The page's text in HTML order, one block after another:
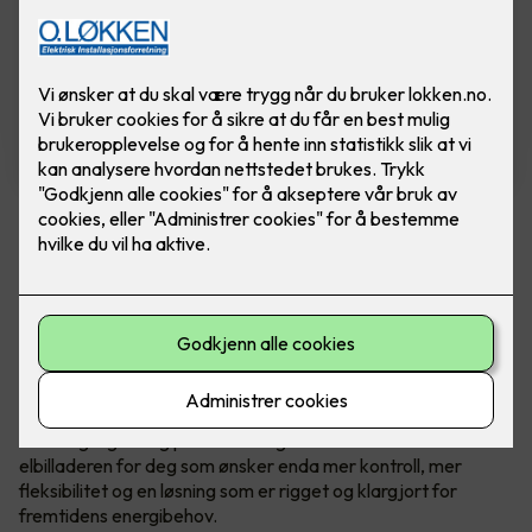
Zaptec Go 2
som tar alt det gode fra originalen, og løfter
det ett hakk opp.
Ladeenheten kommer med en omfattende oppgradering av
maskinvaren, som blant annet muliggjør integrasjon av
elbilladeren for deg som ønsker enda mer kontroll, mer
fleksibilitet og en løsning som er rigget og klargjort for
fremtidens energibehov.